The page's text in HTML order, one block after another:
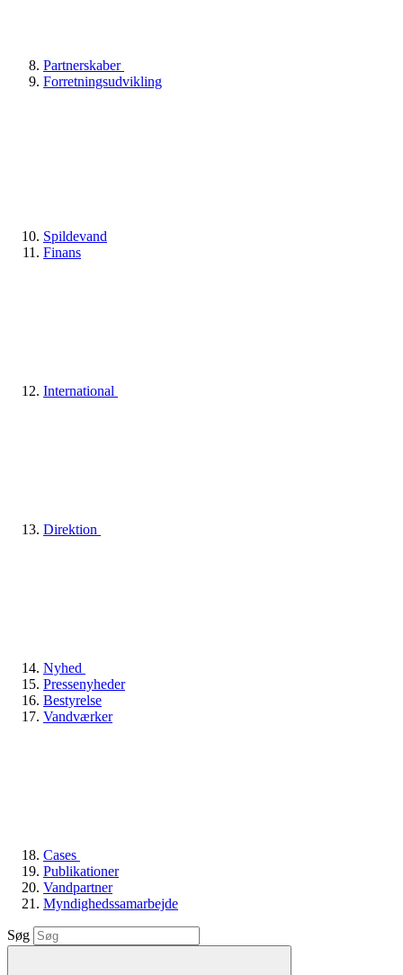
Partnerskaber
Forretningsudvikling
Spildevand
Finans
International
Direktion
Nyhed
Pressenyheder
Bestyrelse
Vandværker
Cases
Publikationer
Vandpartner
Myndighedssamarbejde
Søg